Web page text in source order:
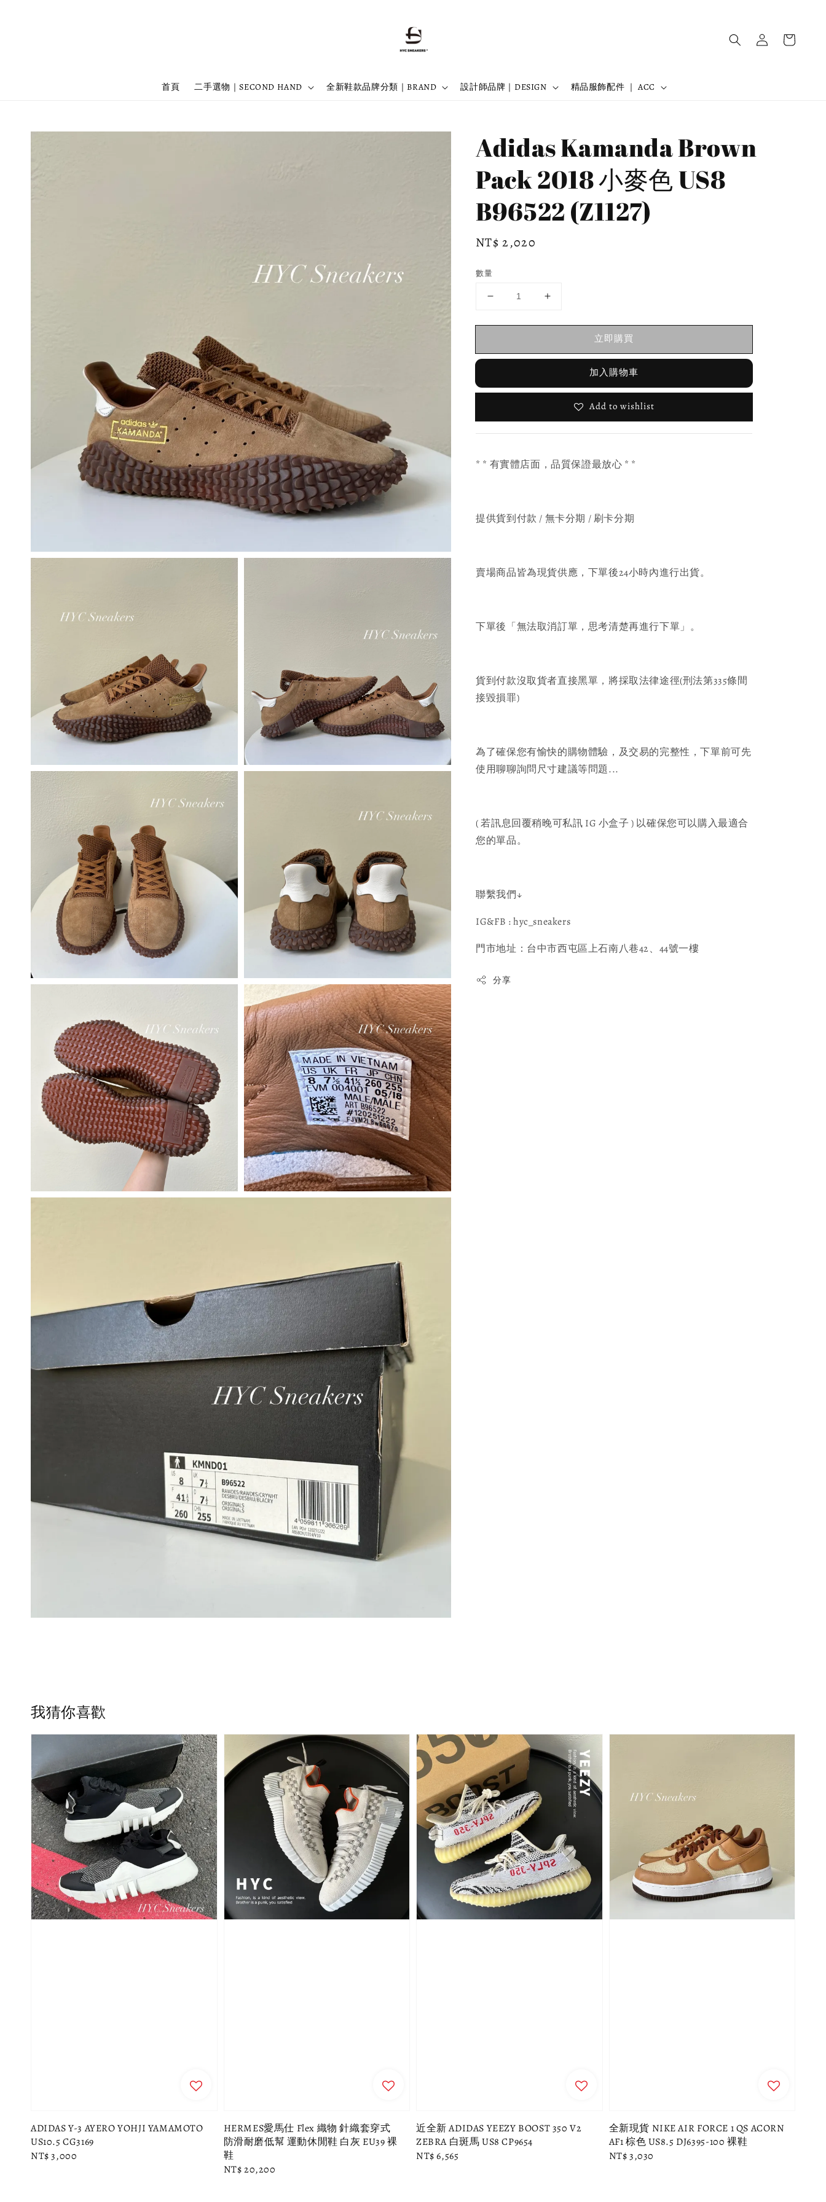
首頁 二手選物｜SECOND HAND 全新鞋款品牌分類｜BRAND 設計師品牌｜DESIGN 精品服飾配件 ｜ ACC
Adidas Kamanda Brown
Pack 2018 小麥色 US8
B96522 (Z1127)
Regular
NT$ 2,020
數量
立即購買
加入購物車
Add to wishlist
* * 有實體店面，品質保證最放心 * *
提供貨到付款 / 無卡分期 / 刷卡分期
賣場商品皆為現貨供應，下單後24小時內進行出貨。
下單後「無法取消訂單，思考清楚再進行下單」。
貨到付款沒取貨者直接黑單，將採取法律途徑(刑法第335條間
接毀損罪)
為了確保您有愉快的購物體驗，及交易的完整性，下單前可先
使用聊聊詢問尺寸建議等問題...
( 若訊息回覆稍晚可私訊 IG 小盒子 ) 以確保您可以購入最適合
您的單品。
聯繫我們↓
IG&FB : hyc_sneakers
門市地址：台中市西屯區上石南八巷42、44號一樓
分享
我猜你喜歡
ADIDAS Y-3 AYERO YOHJI YAMAMOTO
US10.5 CG3169
Regular
NT$ 3,000
HERMES愛馬仕 Flex 織物 針織套穿式
防滑耐磨低幫 運動休閒鞋 白灰 EU39 裸
鞋
Regular
NT$ 20,200
近全新 ADIDAS YEEZY BOOST 350 V2
ZEBRA 白斑馬 US8 CP9654
Regular
NT$ 6,565
全新現貨 NIKE AIR FORCE 1 QS ACORN
AF1 棕色 US8.5 DJ6395-100 裸鞋
Regular
NT$ 3,030